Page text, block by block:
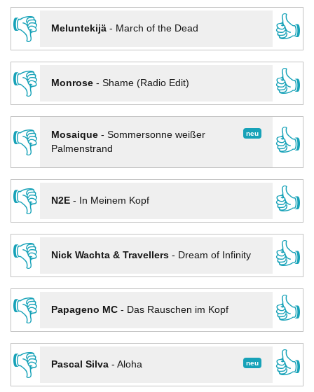
👎
Meluntekijä- March of the Dead
👍
👎
Monrose- Shame (Radio Edit)
👍
👎
neu
Mosaique- Sommersonne weißer
Palmenstrand
👍
👎
N2E- In Meinem Kopf
👍
👎
Nick Wachta & Travellers- Dream of Infinity
👍
👎
Papageno MC- Das Rauschen im Kopf
👍
👎
neu
Pascal Silva- Aloha
👍